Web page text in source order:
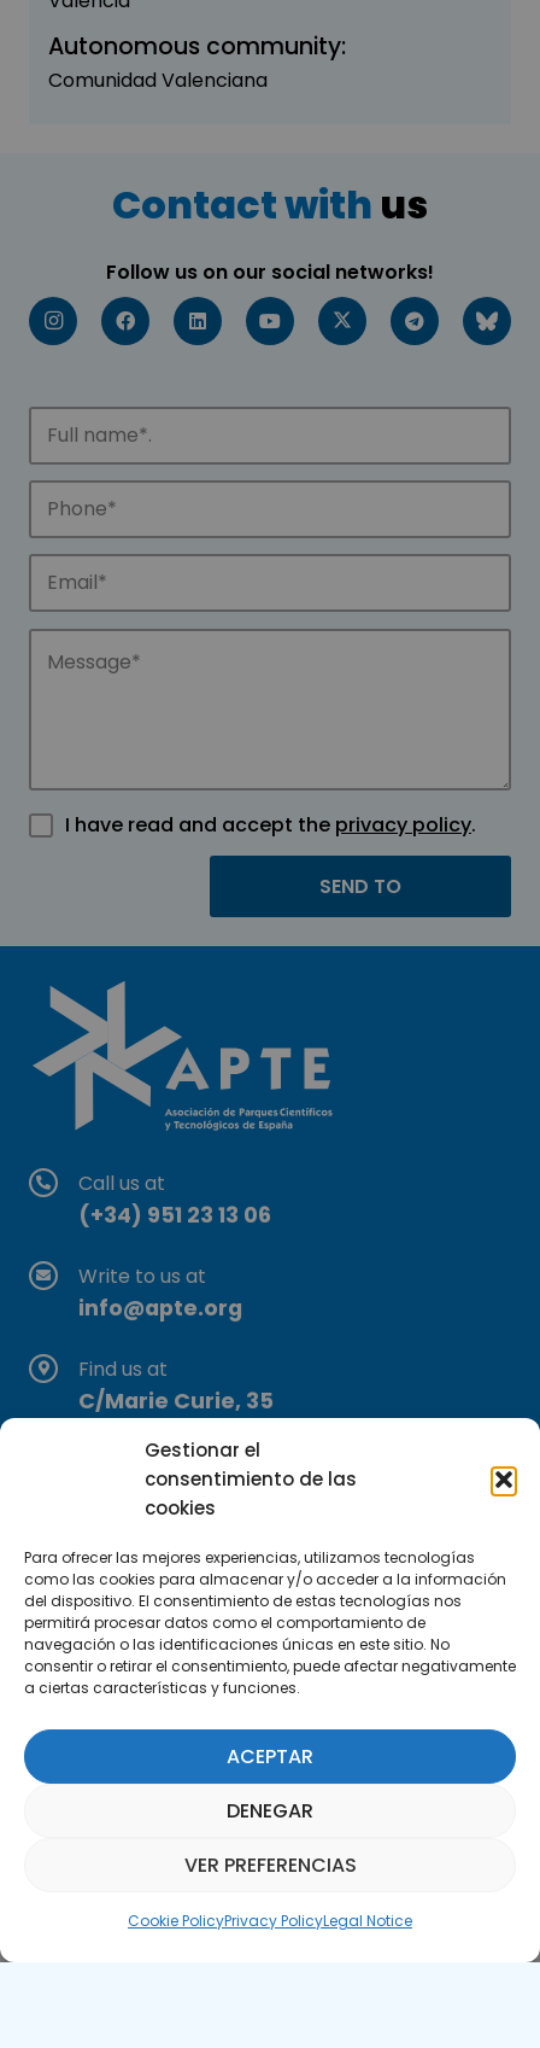
Gestionar el
consentimiento de las
cookies
Para ofrecer las mejores experiencias, utilizamos tecnologías
como las cookies para almacenar y/o acceder a la información
del dispositivo. El consentimiento de estas tecnologías nos
permitirá procesar datos como el comportamiento de
navegación o las identificaciones únicas en este sitio. No
consentir o retirar el consentimiento, puede afectar negativamente
a ciertas características y funciones.
ACEPTAR
DENEGAR
VER PREFERENCIAS
Cookie PolicyPrivacy PolicyLegal Notice
Autonomous community:
Comunidad Valenciana
Contact with us
Follow us on our social networks!
I have read and accept the privacy policy.
Call us at
(+34) 951 23 13 06
Write to us at
info@apte.org
Find us at
C/Marie Curie, 35
Subscribe to our Newsletter
SUBSCRIBE HERE